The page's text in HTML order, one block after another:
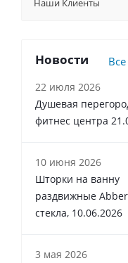
Наши Клиенты
Новости
22 июля 2026
Душевая
фитнес центра
10 июня 2026
Шторки на ванну
раздвижные
стекла, 10.06.2026
3 мая 2026